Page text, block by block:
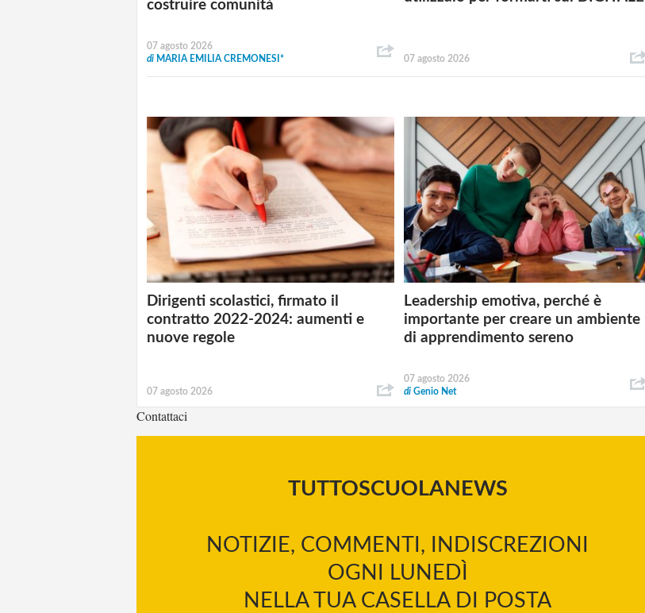
costruire comunità
07 agosto 2026
di MARIA EMILIA CREMONESI* 07 agosto 2026
Dirigenti scolastici, firmato il
contratto 2022-2024: aumenti e
nuove regole
07 agosto 2026
Leadership emotiva, perché è
importante per creare un ambiente
di apprendimento sereno
07 agosto 2026
diGenio Net
Contattaci
TUTTOSCUOLANEWS
NOTIZIE, COMMENTI, INDISCREZIONI
OGNI LUNEDÌ
NELLA TUA CASELLA DI POSTA